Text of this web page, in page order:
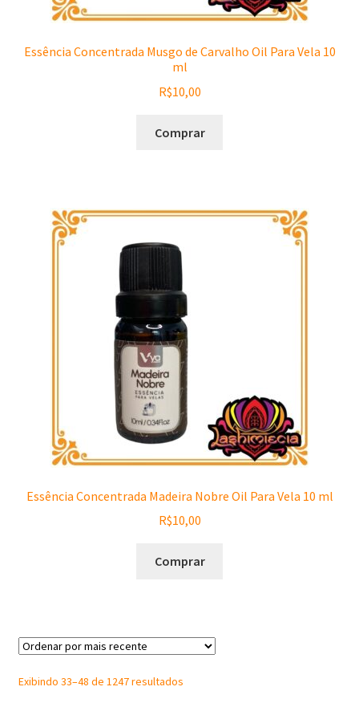
Essência Concentrada Musgo de Carvalho Oil Para Vela 10
ml
R$10,00
Comprar
Essência Concentrada Madeira Nobre Oil Para Vela 10 ml
R$10,00
Comprar
Exibindo 33–48 de 1247 resultadosSorted